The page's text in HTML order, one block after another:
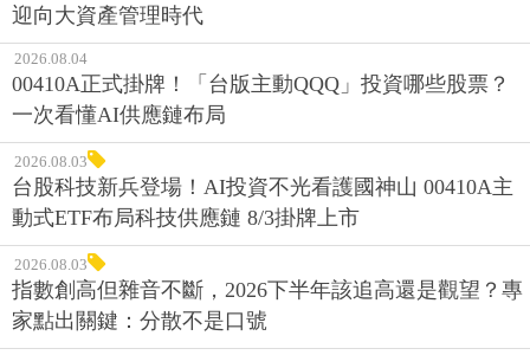
迎向大資產管理時代
2026.08.04
00410A正式掛牌！「台版主動QQQ」投資哪些股票？
一次看懂AI供應鏈布局
2026.08.03
台股科技新兵登場！AI投資不光看護國神山 00410A主
動式ETF布局科技供應鏈 8/3掛牌上市
2026.08.03
指數創高但雜音不斷，2026下半年該追高還是觀望？專
家點出關鍵：分散不是口號